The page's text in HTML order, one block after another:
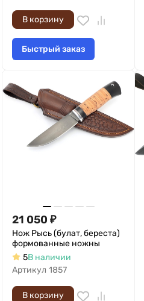
В корзину
Быстрый заказ
21 050 ₽
Нож Рысь (булат, береста)
формованные ножны
5В наличии
Артикул 1857
В корзину